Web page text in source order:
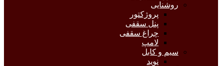
روشنایی
پروژکتور
پنل سقفی
چراغ سقفی
لامپ
سیم و کابل
نوید